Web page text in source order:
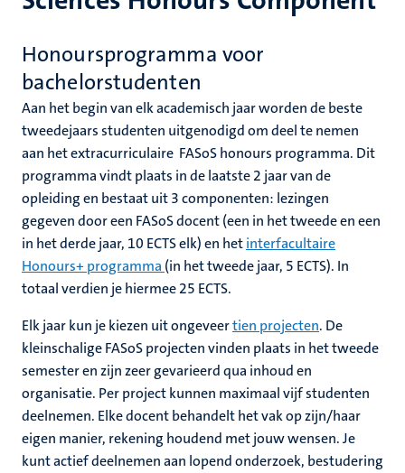
Honoursprogramma voor
bachelorstudenten
Aan het begin van elk academisch jaar worden de beste
tweedejaars studenten uitgenodigd om deel te nemen
aan het extracurriculaire FASoS honours programma. Dit
programma vindt plaats in de laatste 2 jaar van de
opleiding en bestaat uit 3 componenten: lezingen
gegeven door een FASoS docent (een in het tweede en een
in het derde jaar, 10 ECTS elk) en hetinterfacultaire
Honours+ programma (in het tweede jaar, 5 ECTS). In
totaal verdien je hiermee 25 ECTS.
Elk jaar kun je kiezen uit ongeveertien projecten. De
kleinschalige FASoS projecten vinden plaats in het tweede
semester en zijn zeer gevarieerd qua inhoud en
organisatie. Per project kunnen maximaal vijf studenten
deelnemen. Elke docent behandelt het vak op zijn/haar
eigen manier, rekening houdend met jouw wensen. Je
kunt actief deelnemen aan lopend onderzoek, bestudering